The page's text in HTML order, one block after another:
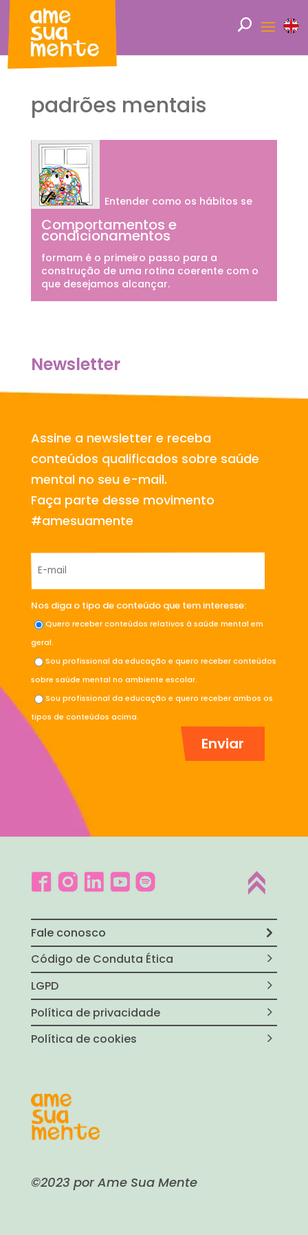
padrões mentais
Comportamentos e
condicionamentos
Entender como os hábitos se
formam é o primeiro passo para a
construção de uma rotina coerente com o
que desejamos alcançar.
Newsletter
Assine a newsletter e receba
conteúdos qualificados sobre saúde
mental no seu e-mail.
Faça parte desse movimento
#amesuamente
Nos diga o tipo de conteúdo que tem interesse:
Quero receber conteúdos relativos à saúde mental em
geral.
Sou profissional da educação e quero receber conteúdos
sobre saúde mental no ambiente escolar.
Sou profissional da educação e quero receber ambos os
tipos de conteúdos acima.
Fale conosco
Código de Conduta Ética
LGPD
Política de privacidade
Política de cookies
©2023 por Ame Sua Mente